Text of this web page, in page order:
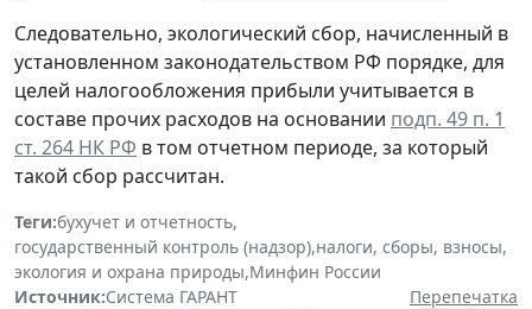
Следовательно, экологический сбор, начисленный в
установленном законодательством РФ порядке, для
целей налогообложения прибыли учитывается в
составе прочих расходов на основании подп. 49 п. 1
ст. 264 НК РФ в том отчетном периоде, за который
такой сбор рассчитан.
Теги:бухучет и отчетность,
государственный контроль (надзор),налоги, сборы, взносы,
экология и охрана природы,Минфин России
Источник:Система ГАРАНТ
Перепечатка